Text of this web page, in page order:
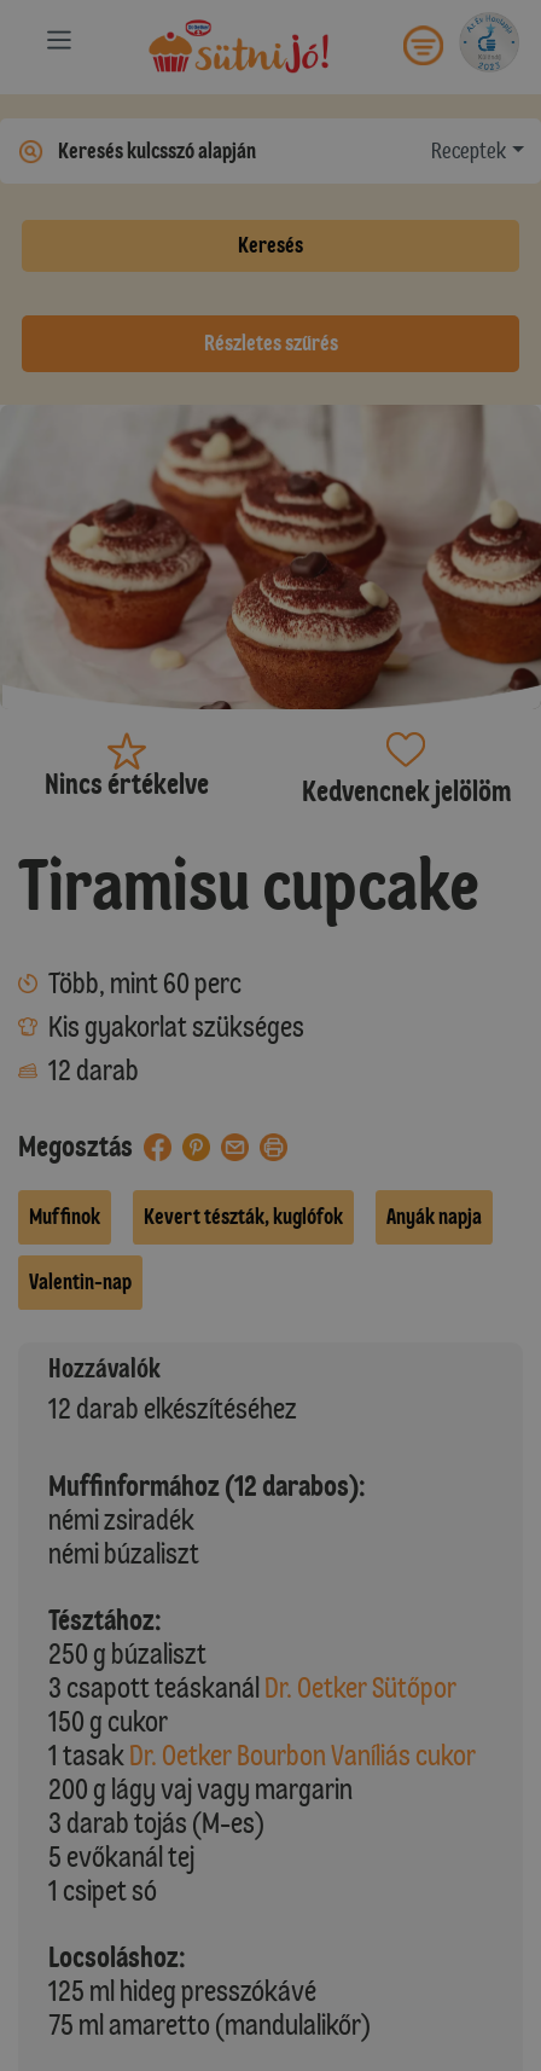
Receptek
Keresés
Részletes szűrés
Nincs értékelve Kedvencnek jelölöm
Tiramisu cupcake
Több, mint 60 perc
Kis gyakorlat szükséges
12 darab
Megosztás
Muffinok Kevert tészták, kuglófok Anyák napja
Valentin-nap
Hozzávalók
12 darab elkészítéséhez
Muffinformához (12 darabos):
némi zsiradék
némi búzaliszt
Tésztához:
250 g búzaliszt
3 csapott teáskanálDr. Oetker Sütőpor
150 g cukor
1 tasak Dr. Oetker Bourbon Vaníliás cukor
200 g lágy vaj vagy margarin
3 darab tojás (M-es)
5 evőkanál tej
1 csipet só
Locsoláshoz:
125 ml hideg presszókávé
75 ml amaretto (mandulalikőr)